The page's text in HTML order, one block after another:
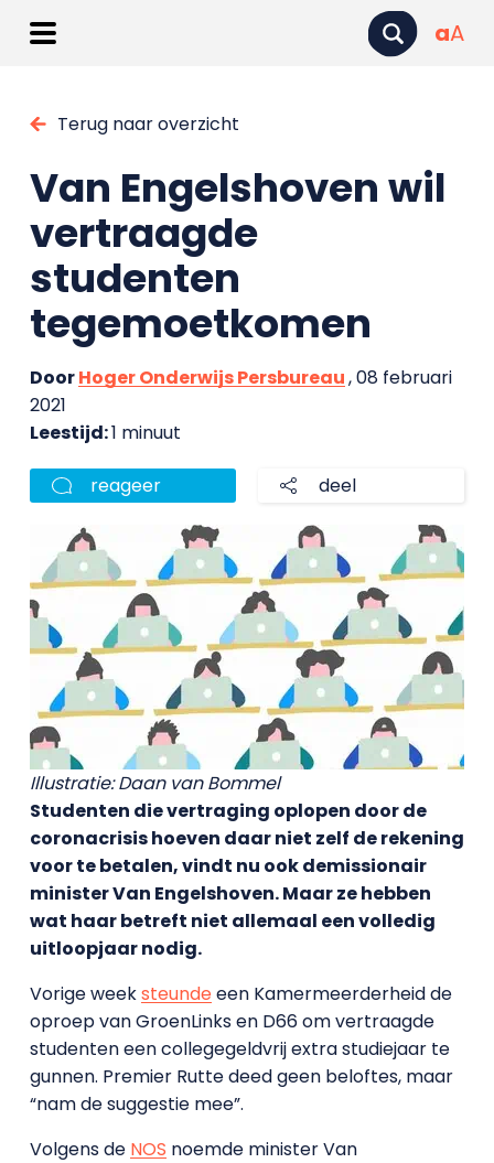
aA
Terug naar overzicht
Van Engelshoven wil
vertraagde
studenten
tegemoetkomen
DoorHoger Onderwijs Persbureau, 08 februari
2021
Leestijd:1 minuut
reageer deel
Illustratie: Daan van Bommel
Studenten die vertraging oplopen door de
coronacrisis hoeven daar niet zelf de rekening
voor te betalen, vindt nu ook demissionair
minister Van Engelshoven. Maar ze hebben
wat haar betreft niet allemaal een volledig
uitloopjaar nodig.
Vorige weeksteundeeen Kamermeerderheid de
oproep van GroenLinks en D66 om vertraagde
studenten een collegegeldvrij extra studiejaar te
gunnen. Premier Rutte deed geen beloftes, maar
“nam de suggestie mee”.
Volgens de NOS noemde minister Van